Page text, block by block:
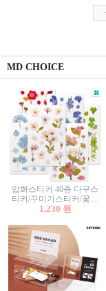
MD CHOICE
압화스티커 40종 다꾸스
티커/꾸미기스티커/꽃스
티커/압화꽃책갈피/팬시
1,230 원